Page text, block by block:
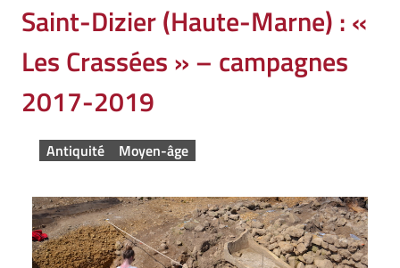
Saint-Dizier (Haute-Marne) : «
Les Crassées » – campagnes
2017-2019
Antiquité Moyen-âge